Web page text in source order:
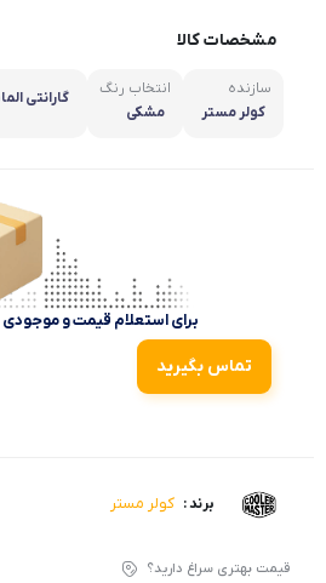
مشخصات کالا
سازنده
کولر مستر
انتخاب رنگ
مشکی
گارانتی
برای استعلام قیمت و
تماس بگیرید
برند : کولر مستر
قیمت بهتری سراغ دارید؟